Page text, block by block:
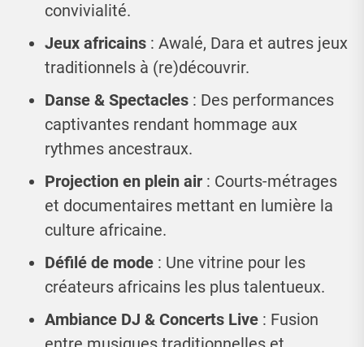
convivialité.
Jeux africains : Awalé, Dara et autres jeux
traditionnels à (re)découvrir.
Danse & Spectacles : Des performances
captivantes rendant hommage aux
rythmes ancestraux.
Projection en plein air : Courts-métrages
et documentaires mettant en lumière la
culture africaine.
Défilé de mode : Une vitrine pour les
créateurs africains les plus talentueux.
Ambiance DJ & Concerts Live : Fusion